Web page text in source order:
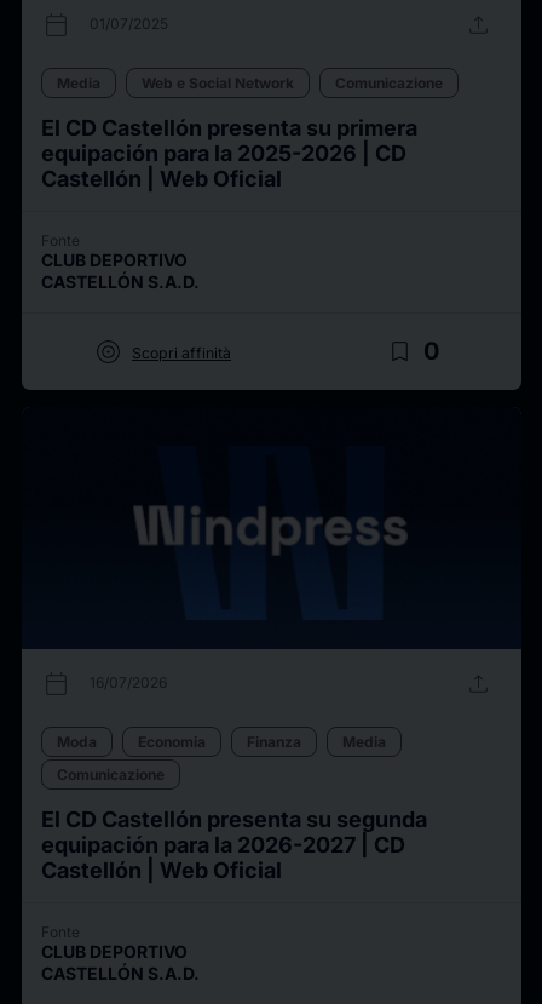
calendar_today 01/07/2025 upload
Media Web e Social Network Comunicazione
El CD Castellón presenta su primera
equipación para la 2025-2026 | CD
Castellón | Web Oficial
Fonte
CLUB DEPORTIVO
CASTELLÓN S.A.D.
target Scopri affinità bookmark_border 0
calendar_today 16/07/2026 upload
Moda Economia Finanza
Media
Comunicazione
El CD Castellón presenta su segunda
equipación para la 2026-2027 | CD
Castellón | Web Oficial
Fonte
CLUB DEPORTIVO
CASTELLÓN S.A.D.